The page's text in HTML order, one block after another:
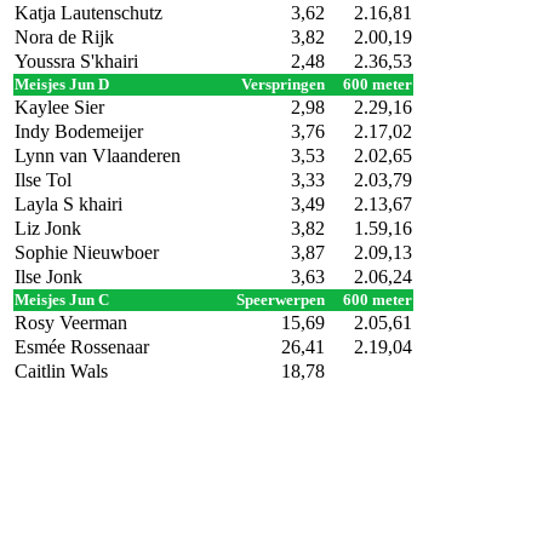
Katja Lautenschutz
3,62
2.16,81
Nora de Rijk
3,82
2.00,19
Youssra S'khairi
2,48 2.36,53
Meisjes Jun D Verspringen 600 meter
Kaylee Sier 2,98
2.29,16
Indy Bodemeijer
3,76
2.17,02
Lynn van Vlaanderen
3,53
2.02,65
Ilse Tol
3,33
2.03,79
Layla S khairi
3,49
2.13,67
Liz Jonk
3,82
1.59,16
Sophie Nieuwboer
3,87
2.09,13
Ilse Jonk
3,63 2.06,24
Meisjes Jun C Speerwerpen 600 meter
Rosy Veerman 15,69
2.05,61
Esmée Rossenaar
26,41
2.19,04
Caitlin Wals
18,78